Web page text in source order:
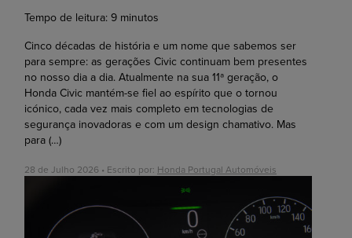
Tempo de leitura: 9 minutos
Cinco décadas de história e um nome que sabemos ser
para sempre: as gerações Civic continuam bem presentes
no nosso dia a dia. Atualmente na sua 11ª geração, o
Honda Civic mantém-se fiel ao espírito que o tornou
icónico, cada vez mais completo em tecnologias de
segurança inovadoras e com um design chamativo. Mas
para (…)
28 de Julho 2026 • Escrito por: Honda Portugal Automóveis